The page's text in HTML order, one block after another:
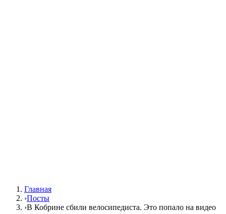
Главная
›Посты
›В Кобрине сбили велосипедиста. Это попало на видео